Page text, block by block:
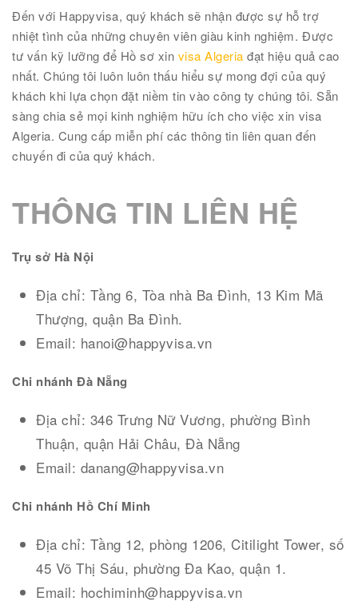
Đến với Happyvisa, quý khách sẽ nhận được sự hỗ trợ
nhiệt tình của những chuyên viên giàu kinh nghiệm. Được
tư vấn kỹ lưỡng để Hồ sơ xin visa Algeria đạt hiệu quả cao
nhất. Chúng tôi luôn luôn thấu hiểu sự mong đợi của quý
khách khi lựa chọn đặt niềm tin vào công ty chúng tôi. Sẵn
sàng chia sẻ mọi kinh nghiệm hữu ích cho việc xin visa
Algeria. Cung cấp miễn phí các thông tin liên quan đến
chuyến đi của quý khách.
THÔNG TIN LIÊN HỆ
Trụ sở Hà Nội
Địa chỉ: Tầng 6, Tòa nhà Ba Đình, 13 Kim Mã
Thượng, quận Ba Đình.
Email: hanoi@happyvisa.vn
Chi nhánh Đà Nẵng
Địa chỉ: 346 Trưng Nữ Vương, phường Bình
Thuận, quận Hải Châu, Đà Nẵng
Email: danang@happyvisa.vn
Chi nhánh Hồ Chí Minh
Địa chỉ: Tầng 12, phòng 1206, Citilight Tower, số
45 Võ Thị Sáu, phường Đa Kao, quận 1.
Email: hochiminh@happyvisa.vn